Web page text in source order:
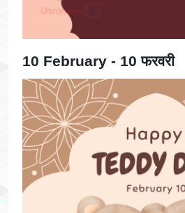
10 February - 10 फरवरी